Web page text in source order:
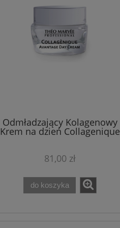
Odmładzający Kolagenowy
Krem na dzień Collagenique
50 ml Theo Marvee
81,00 zł
do koszyka